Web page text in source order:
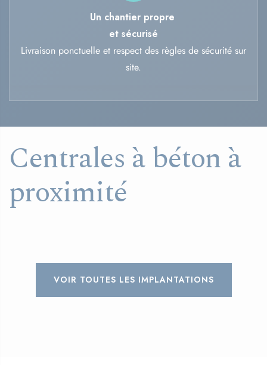
Un chantier propre
et sécurisé
Livraison ponctuelle et respect des règles de sécurité sur
site.
Centrales à béton à
proximité
VOIR TOUTES LES IMPLANTATIONS